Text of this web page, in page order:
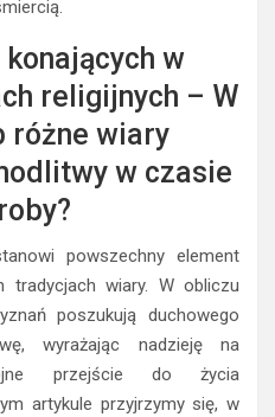
w
religijnych – W
różne wiary
w czasie
powszechny element
tradycjach wiary. W obliczu
poszukują duchowego
wyrażając nadzieję na
przejście do życia
artykule przyjrzymy się, w